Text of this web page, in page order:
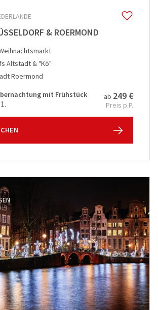
& ROERMOND
Altstadt & "Kö"
Roermond
mit Frühstück
ab 249 €
Preis p.P.